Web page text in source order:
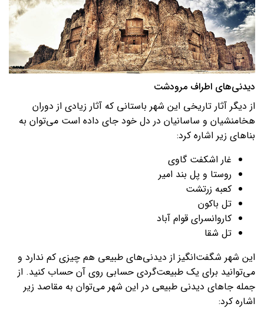
دیدنی‌های اطراف مرودشت
از دیگر آثار تاریخی این شهر باستانی که آثار زیادی از دوران
هخامنشیان و ساسانیان در دل خود جای داده است می‌توان به
بناهای زیر اشاره کرد:
غار اشکفت گاوی
روستا و پل بند امیر
کعبه زرتشت
تل باکون
کاروانسرای قوام آباد
تل شقا
این شهر شگفت‌انگیز از دیدنی‌های طبیعی هم چیزی کم ندارد و
می‌توانید برای یک طبیعت‌گردی حسابی روی آن حساب کنید. از
جمله جاهای دیدنی طبیعی در این شهر می‌توان به مقاصد زیر
اشاره کرد: